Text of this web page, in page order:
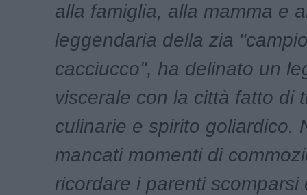
alla famiglia, alla mamma e
leggendaria della zia
cacciucco", ha delinato un
viscerale con la città fatto di
culinarie e spirito goliardico.
mancati momenti di
ricordare i parenti scomparsi